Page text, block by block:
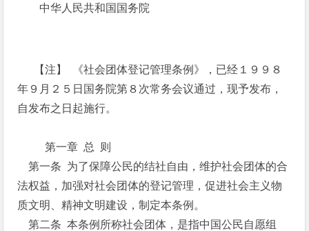
中华人民共和国国务院
【注】 《社会团体登记管理条例》，已经１９９８
年９月２５日国务院第８次常务会议通过，现予发布，
自发布之日起施行。
第一章 总 则
第一条 为了保障公民的结社自由，维护社会团体的合
法权益，加强对社会团体的登记管理，促进社会主义物
质文明、精神文明建设，制定本条例。
第二条 本条例所称社会团体，是指中国公民自愿组